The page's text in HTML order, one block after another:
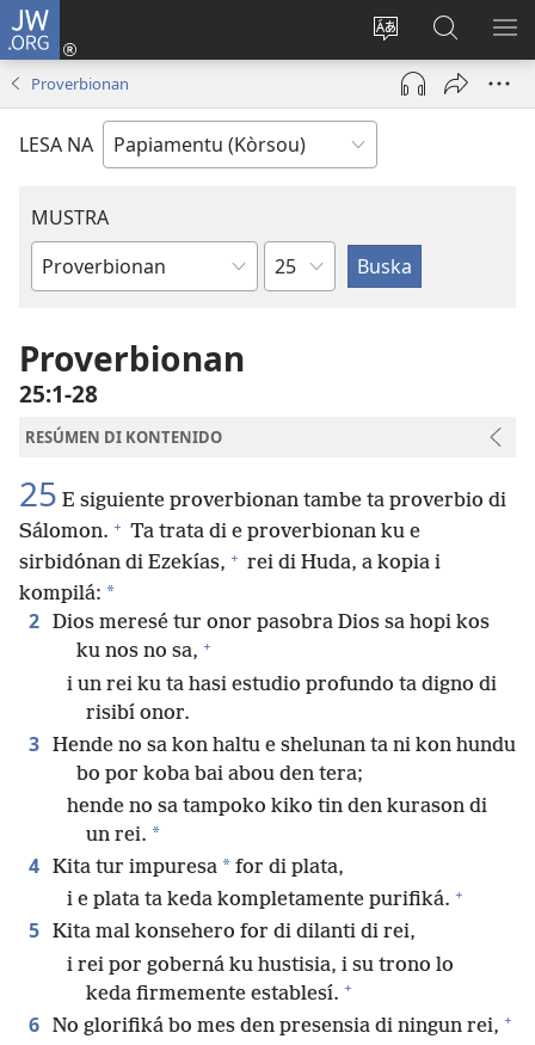
JW.ORG
Kambia
idioma
di
Log
(opens
window)
Buska
Riba
JW.ORG
Proverbionan
LESA NA
MUSTRA
Buki
Beibel
Kapítulo
Proverbionan
25:1-28
RESÚMEN DI KONTENIDO
25 E siguiente proverbionan tambe ta proverbio di
Sálomon. + Ta trata di e proverbionan ku e
sirbidónan di Ezekías, + rei di Huda, a kopia i
kompilá: *
2 Dios meresé tur onor pasobra Dios sa hopi kos
ku nos no sa, +
i un rei ku ta hasi estudio profundo ta digno di
risibí onor.
3 Hende no sa kon haltu e shelunan ta ni kon hundu
bo por koba bai abou den tera;
hende no sa tampoko kiko tin den kurason di
un rei. *
4 Kita tur impuresa * for di plata,
i e plata ta keda kompletamente purifiká. +
5 Kita mal konsehero for di dilanti di rei,
i rei por goberná ku hustisia, i su trono lo
keda firmemente establesí. +
6 No glorifiká bo mes den presensia di ningun rei, +